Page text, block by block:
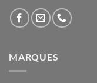
MARQUES